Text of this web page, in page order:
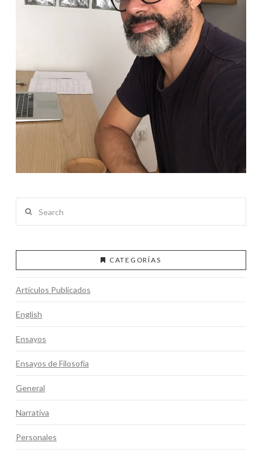
CATEGORÍAS
Artículos Publicados
English
Ensayos
Ensayos de Filosofía
General
Narrativa
Personales